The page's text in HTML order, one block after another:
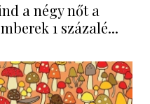
a négy nőt a
1 százalé...